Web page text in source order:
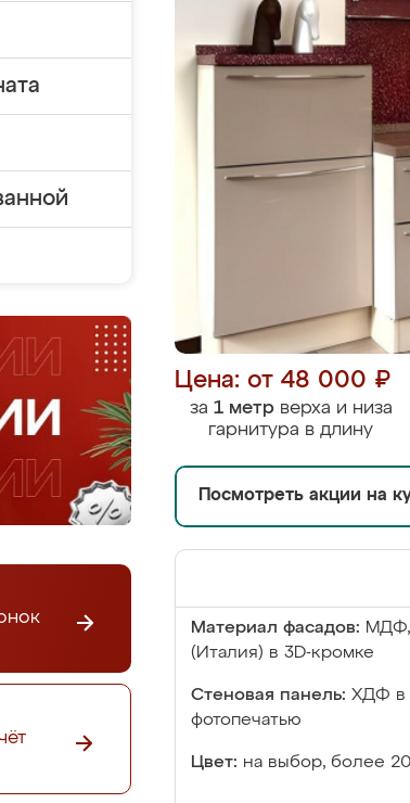
Цена: от 48 000 ₽
за 1 метрверха и низа
гарнитура в длину
Посмотреть акции на
Материал фасадов: МДФ,
(Италия) в 3D-кромке
Стеновая панель: ХДФ в
фотопечатью
Цвет: на выбор, более